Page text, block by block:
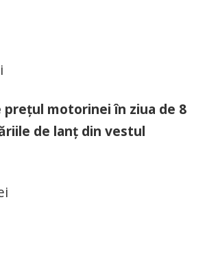
motorinei în ziua de 8
de lanț din vestul